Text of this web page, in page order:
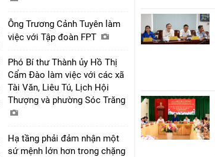
Ông Trương Cảnh Tuyên làm
việc với Tập đoàn FPT
Phó Bí thư Thành ủy Hồ Thị
Cẩm Đào làm việc với các xã
Tài Văn, Liêu Tú, Lịch Hội
Thượng và phường Sóc Trăng
Hạ tầng phải đảm nhận một
sứ mệnh lớn hơn trong chặng